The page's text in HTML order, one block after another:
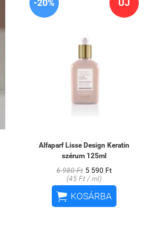
ÚJ
-20%
Alfaparf Lisse Design Keratin
szérum 125ml
6 980 Ft 5 590 Ft
(45 Ft / ml)
 KOSÁRBA